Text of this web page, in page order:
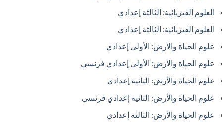
العلوم الفيزيائية: الثالثة إعدادي
العلوم الفيزيائية: الثالثة إعدادي
علوم الحياة والأرض: الأولى إعدادي
علوم الحياة والأرض: الأولى إعدادي فرنسي
علوم الحياة والأرض: الثانية إعدادي
علوم الحياة والأرض: الثانية إعدادي فرنسي
علوم الحياة والأرض: الثالثة إعدادي